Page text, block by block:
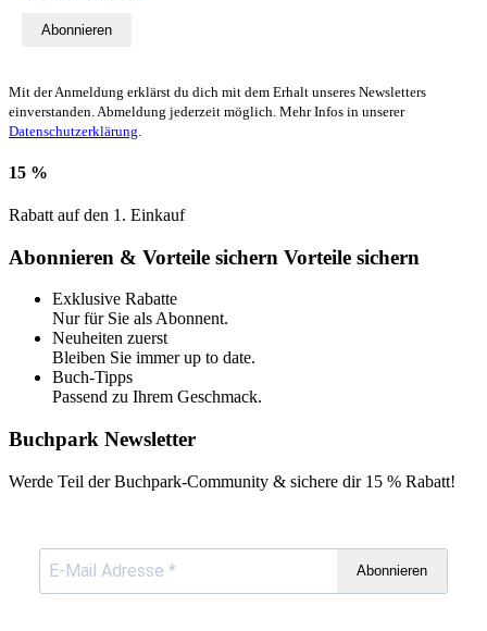
Abonnieren
Mit der Anmeldung erklärst du dich mit dem Erhalt unseres Newsletters
einverstanden. Abmeldung jederzeit möglich. Mehr Infos in unserer
Datenschutzerklärung
15 %
Rabatt auf den 1. Einkauf
Abonnieren & Vorteile sichern Vorteile sichern
Exklusive Rabatte
Nur für Sie als Abonnent.
Neuheiten zuerst
Bleiben Sie immer up to date.
Buch-Tipps
Passend zu Ihrem Geschmack.
Buchpark Newsletter
Werde Teil der Buchpark-Community & sichere dir 15 % Rabatt!
Abonnieren